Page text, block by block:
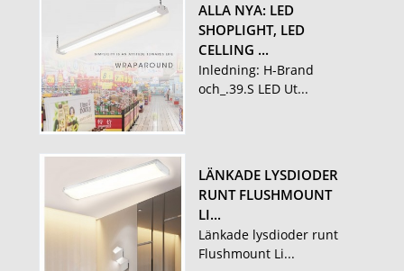
ALLA NYA: LED
SHOPLIGHT, LED
CELLING ...
Inledning: H-Brand
och_.39.S LED Ut...
LÄNKADE LYSDIODER
RUNT FLUSHMOUNT
LI...
Länkade lysdioder runt
Flushmount Li...